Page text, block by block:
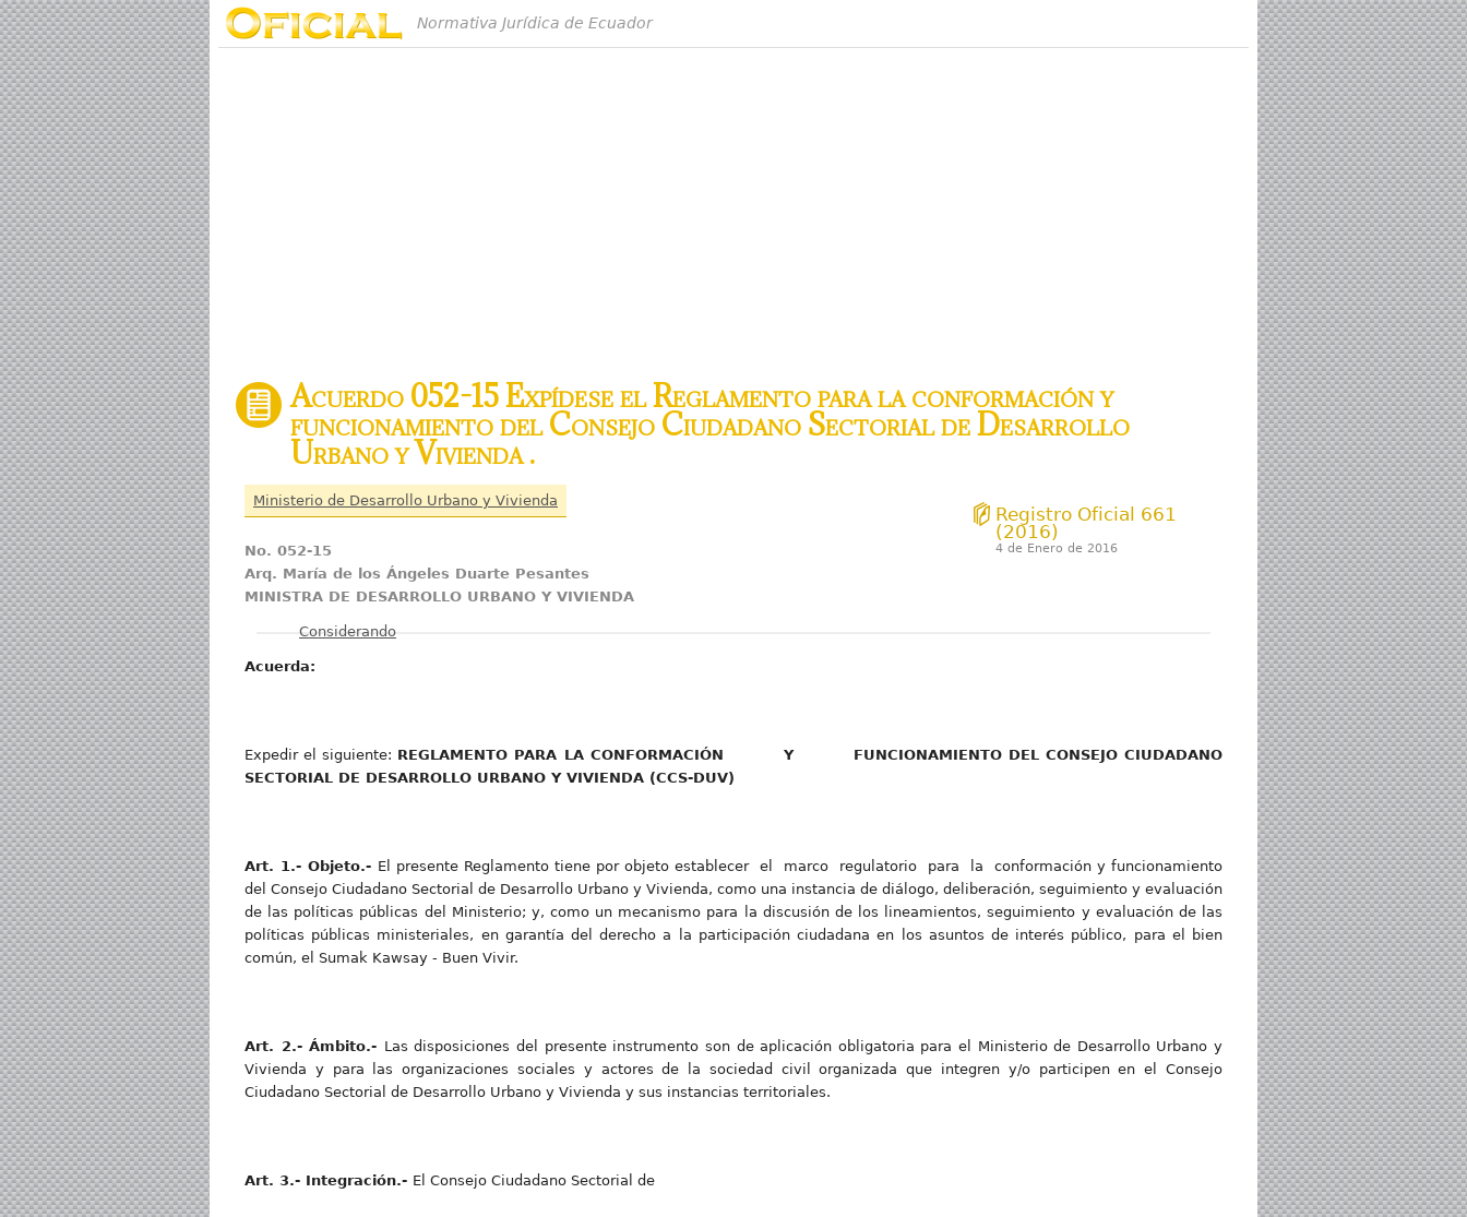
Normativa Jurídica de Ecuador
Acuerdo 052-15 Expídese el Reglamento para la conformación y
funcionamiento del Consejo Ciudadano Sectorial de Desarrollo
Urbano y Vivienda .
Ministerio de Desarrollo Urbano y Vivienda
Registro Oficial 661
(2016)
4 de Enero de 2016
No. 052-15
Arq. María de los Ángeles Duarte Pesantes
MINISTRA DE DESARROLLO URBANO Y VIVIENDA
Mostrar
Considerando
Acuerda:
Expedir el siguiente: REGLAMENTO PARA LA CONFORMACIÓN Y FUNCIONAMIENTO DEL CONSEJO CIUDADANO
SECTORIAL DE DESARROLLO URBANO Y VIVIENDA (CCS-DUV)
Art. 1.- Objeto.- El presente Reglamento tiene por objeto establecer el marco regulatorio para la conformación y funcionamiento
del Consejo Ciudadano Sectorial de Desarrollo Urbano y Vivienda, como una instancia de diálogo, deliberación, seguimiento y evaluación
de las políticas públicas del Ministerio; y, como un mecanismo para la discusión de los lineamientos, seguimiento y evaluación de las
políticas públicas ministeriales, en garantía del derecho a la participación ciudadana en los asuntos de interés público, para el bien
común, el Sumak Kawsay - Buen Vivir.
Art. 2.- Ámbito.- Las disposiciones del presente instrumento son de aplicación obligatoria para el Ministerio de Desarrollo Urbano y
Vivienda y para las organizaciones sociales y actores de la sociedad civil organizada que integren y/o participen en el Consejo
Ciudadano Sectorial de Desarrollo Urbano y Vivienda y sus instancias territoriales.
Art. 3.- Integración.- El Consejo Ciudadano Sectorial de